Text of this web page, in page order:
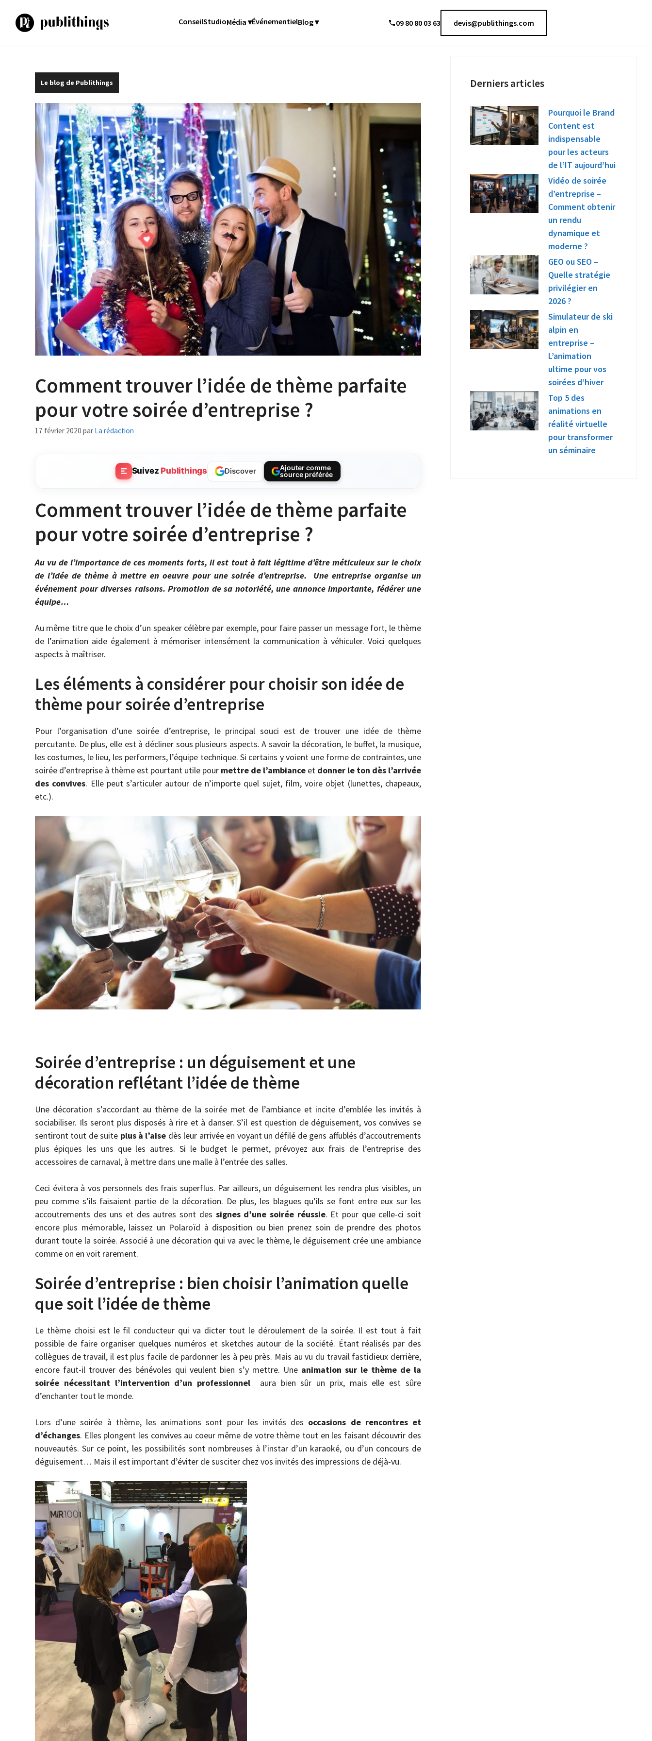
contenu
ConseilStudioMédia ▾ÉvénementielBlog ▾ 09 80 80 03 63 devis@publithings.com
Le blog de Publithings
Comment trouver l’idée de thème parfaite
pour votre soirée d’entreprise ?
17 février 2020 par La rédaction
Suivez Publithings Discover
Ajouter comme
source préférée
Comment trouver l’idée de thème parfaite
pour votre soirée d’entreprise ?
Au vu de l’importance de ces moments forts, il est tout à fait légitime d’être méticuleux sur le choix
de l’idée de thème à mettre en oeuvre pour une soirée d’entreprise. Une entreprise organise un
événement pour diverses raisons. Promotion de sa notoriété, une annonce importante, fédérer une
équipe…
Au même titre que le choix d’un speaker célèbre par exemple, pour faire passer un message fort, le thème
de l’animation aide également à mémoriser intensément la communication à véhiculer. Voici quelques
aspects à maîtriser.
Les éléments à considérer pour choisir son idée de
thème pour soirée d’entreprise
Pour l’organisation d’une soirée d’entreprise, le principal souci est de trouver une idée de thème
percutante. De plus, elle est à décliner sous plusieurs aspects. A savoir la décoration, le buffet, la musique,
les costumes, le lieu, les performers, l’équipe technique. Si certains y voient une forme de contraintes, une
soirée d’entreprise à thème est pourtant utile pour mettre de l’ambiance et donner le ton dès l’arrivée
des convives. Elle peut s’articuler autour de n’importe quel sujet, film, voire objet (lunettes, chapeaux,
etc.).
Soirée d’entreprise : un déguisement et une
décoration reflétant l’idée de thème
Une décoration s’accordant au thème de la soirée met de l’ambiance et incite d’emblée les invités à
sociabiliser. Ils seront plus disposés à rire et à danser. S’il est question de déguisement, vos convives se
sentiront tout de suite plus à l’aise dès leur arrivée en voyant un défilé de gens affublés d’accoutrements
plus épiques les uns que les autres. Si le budget le permet, prévoyez aux frais de l’entreprise des
accessoires de carnaval, à mettre dans une malle à l’entrée des salles.
Ceci évitera à vos personnels des frais superflus. Par ailleurs, un déguisement les rendra plus visibles, un
peu comme s’ils faisaient partie de la décoration. De plus, les blagues qu’ils se font entre eux sur les
accoutrements des uns et des autres sont des signes d’une soirée réussie. Et pour que celle-ci soit
encore plus mémorable, laissez un Polaroïd à disposition ou bien prenez soin de prendre des photos
durant toute la soirée. Associé à une décoration qui va avec le thème, le déguisement crée une ambiance
comme on en voit rarement.
Soirée d’entreprise : bien choisir l’animation quelle
que soit l’idée de thème
Le thème choisi est le fil conducteur qui va dicter tout le déroulement de la soirée. Il est tout à fait
possible de faire organiser quelques numéros et sketches autour de la société. Étant réalisés par des
collègues de travail, il est plus facile de pardonner les à peu près. Mais au vu du travail fastidieux derrière,
encore faut-il trouver des bénévoles qui veulent bien s’y mettre. Une animation sur le thème de la
soirée nécessitant l’intervention d’un professionnel
aura bien sûr un prix, mais elle est sûre
d’enchanter tout le monde.
Lors d’une soirée à thème, les animations sont pour les invités des occasions de rencontres et
d’échanges. Elles plongent les convives au coeur même de votre thème tout en les faisant découvrir des
nouveautés. Sur ce point, les possibilités sont nombreuses à l’instar d’un karaoké, ou d’un concours de
déguisement… Mais il est important d’éviter de susciter chez vos invités des impressions de déjà-vu.
Derniers articles
Pourquoi le Brand
Content est
indispensable
pour les acteurs
de l’IT aujourd’hui
Vidéo de soirée
d’entreprise –
Comment obtenir
un rendu
dynamique et
moderne ?
GEO ou SEO –
Quelle stratégie
privilégier en
2026 ?
Simulateur de ski
alpin en
entreprise –
L’animation
ultime pour vos
soirées d’hiver
Top 5 des
animations en
réalité virtuelle
pour transformer
un séminaire